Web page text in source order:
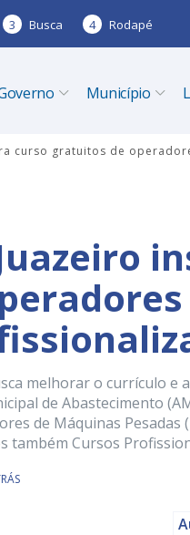
3 Busca 4 Rodapé
Município
curso gratuitos de
melhorar o currículo e
de Abastecimento
de Máquinas
também Cursos